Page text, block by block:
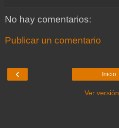
No hay comentarios:
Publicar un comentario
‹ Inicio
Ver